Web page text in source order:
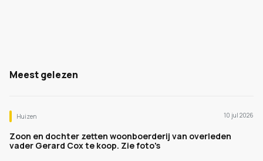
Meest gelezen
Huizen 10 jul 2026
Zoon en dochter zetten woonboerderij van overleden
vader Gerard Cox te koop. Zie foto's